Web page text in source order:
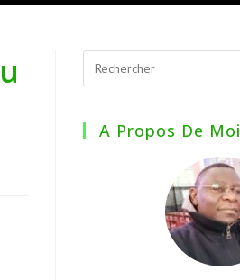
A Propos De Moi